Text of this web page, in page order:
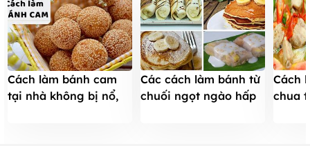
Cách làm bánh cam
tại nhà không bị nổ,
Các cách làm bánh từ
chuối ngọt ngào hấp
Cách
chua